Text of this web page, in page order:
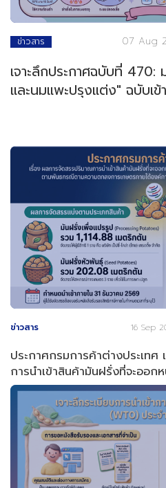
ข่าวสาร 07 Aug
เจาะลึกประกาศฉบับที่ 470:
และนมแพะปรุงแต่ง" ฉบับเข้
ข่าวสาร 16 Sep
ประกาศกรมการค้าต่างประเท
การนำเข้าสินค้ามันฝรั่งที่จะออก